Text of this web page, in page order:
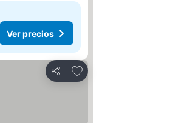
Ver precios
Compartir
Añadir a favoritos